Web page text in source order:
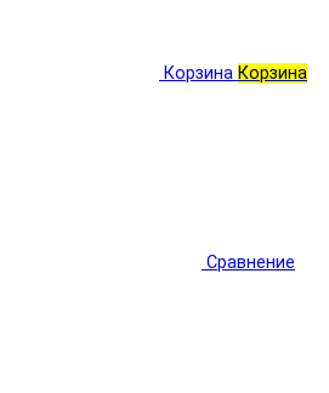
Корзина Корзина
Сравнение